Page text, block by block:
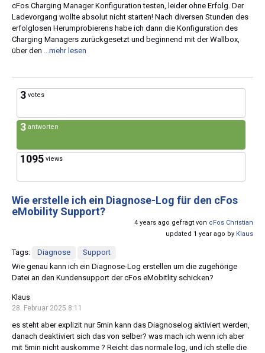
cFos Charging Manager Konfiguration testen, leider ohne Erfolg. Der
Ladevorgang wollte absolut nicht starten! Nach diversen Stunden des
erfolglosen Herumprobierens habe ich dann die Konfiguration des
Charging Managers zurückgesetzt und beginnend mit der Wallbox,
über den
...mehr lesen
3 votes
3 antworten
1095 views
Wie erstelle ich ein Diagnose-Log für den cFos
eMobility Support?
4 years ago gefragt von cFos Christian
updated 1 year ago by Klaus
Tags: Diagnose
Support
Wie genau kann ich ein Diagnose-Log erstellen um die zugehörige
Datei an den Kundensupport der cFos eMobitlity schicken?
Klaus
28. Februar 2025 8:11
es steht aber explizit nur 5min kann das Diagnoselog aktiviert werden,
danach deaktiviert sich das von selber? was mach ich wenn ich aber
mit 5min nicht auskomme ? Reicht das normale log, und ich stelle die